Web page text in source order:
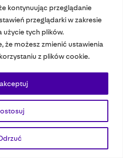
kontynuując przeglądanie
przeglądarki w zakresie
użycie tych plików.
że możesz zmienić ustawienia
z plików cookie.
Rights Reserved.
Wydawca EMFA